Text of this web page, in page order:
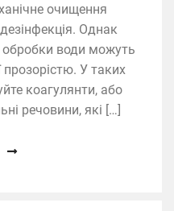
очищення
Однак
обробки води можуть
прозорістю. У таких
коагулянти, або
речовини, які […]